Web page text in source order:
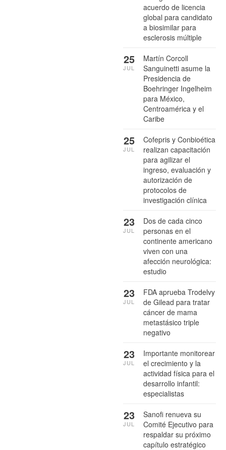
acuerdo de licencia
global para candidato
a biosimilar para
esclerosis múltiple
Martín Corcoll
Sanguinetti asume la
Presidencia de
Boehringer Ingelheim
para México,
Centroamérica y el
Caribe
25
JUL
Cofepris y Conbioética
realizan capacitación
para agilizar el
ingreso, evaluación y
autorización de
protocolos de
investigación clínica
25
JUL
Dos de cada cinco
personas en el
continente americano
viven con una
afección neurológica:
estudio
23
JUL
FDA aprueba Trodelvy
de Gilead para tratar
cáncer de mama
metastásico triple
negativo
23
JUL
Importante monitorear
el crecimiento y la
actividad física para el
desarrollo infantil:
especialistas
23
JUL
Sanofi renueva su
Comité Ejecutivo para
respaldar su próximo
capítulo estratégico
23
JUL